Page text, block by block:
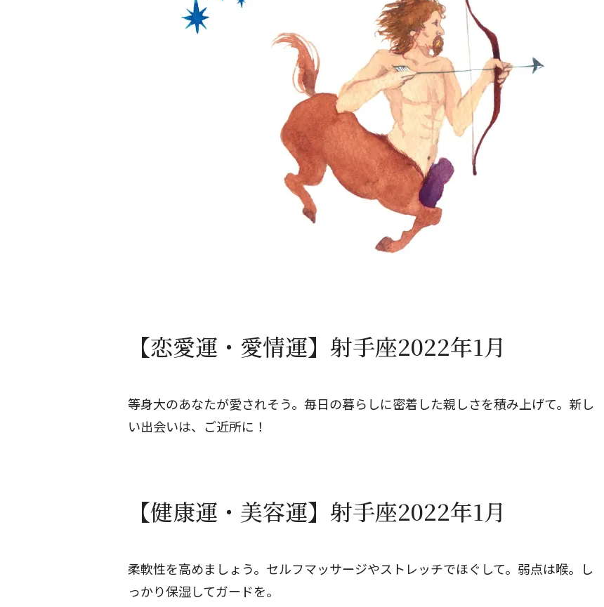
【恋愛運・愛情運】射手座2022年1月
等身大のあなたが愛されそう。毎日の暮らしに密着した親しさを積み上げて。新し
い出会いは、ご近所に！
【健康運・美容運】射手座2022年1月
柔軟性を高めましょう。セルフマッサージやストレッチでほぐして。弱点は喉。し
っかり保湿してガードを。